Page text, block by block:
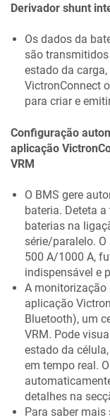
Derivador shunt
Os dados da
são
estado da
VictronConnect
para criar e
Configuração
aplicação
VRM
O BMS gere
bateria. Deteta
baterias na
série/paralelo. O
500 A/1000 A,
indispensável e
A monitorização
aplicação
Bluetooth), um
VRM. Pode
estado da
em tempo real.
detalhes na
Para saber